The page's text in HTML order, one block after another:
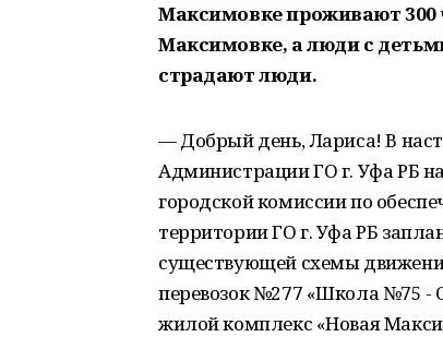
Максимовке проживают 300
Максимовке, а люди с
страдают люди.
— Добрый день, Лариса! В
Администрации ГО г. Уфа РБ
городской комиссии по
территории ГО г. Уфа РБ
существующей схемы
перевозок №277 «Школа №75 -
жилой комплекс «Новая